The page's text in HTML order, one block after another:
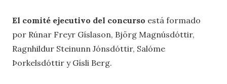
El comité ejecutivo del concurso está formado
por Rúnar Freyr Gíslason, Björg Magnúsdóttir,
Ragnhildur Steinunn Jónsdóttir, Salóme
Þorkelsdóttir y Gísli Berg.